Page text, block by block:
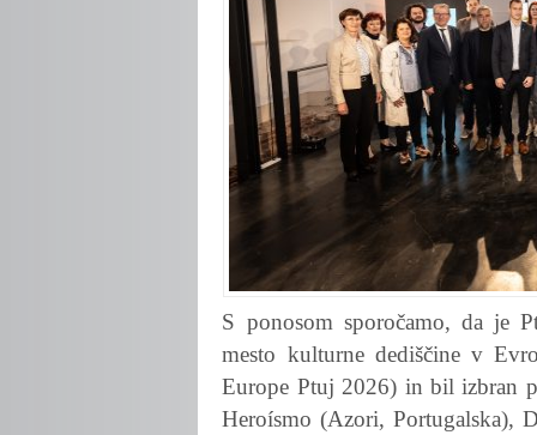
S ponosom sporočamo, da je
mesto kulturne dediščine v
Europe Ptuj 2026) in bil izbran
Heroísmo (Azori, Portugalska),